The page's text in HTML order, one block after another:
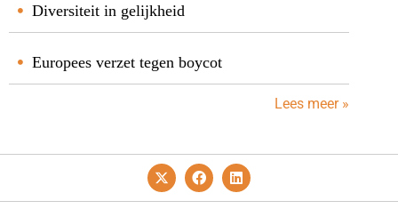
Diversiteit in gelijkheid
Europees verzet tegen boycot
Lees meer »